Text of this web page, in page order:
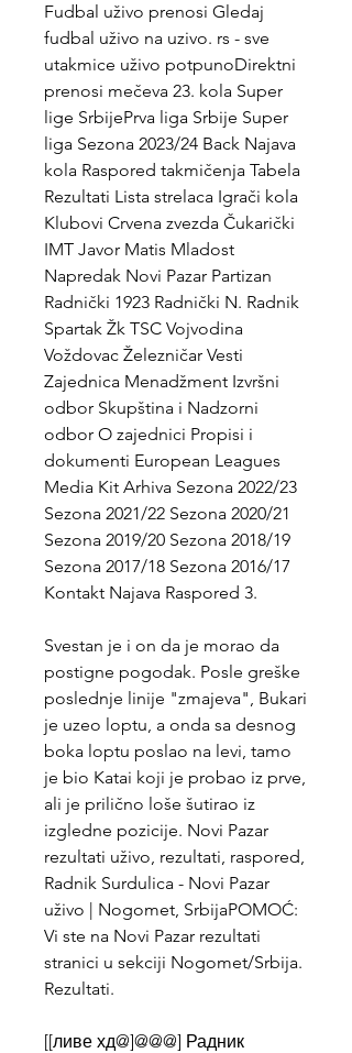
Fudbal uživo prenosi Gledaj
fudbal uživo na uzivo. rs - sve
utakmice uživo potpunoDirektni
prenosi mečeva 23. kola Super
lige SrbijePrva liga Srbije Super
liga Sezona 2023/24 Back Najava
kola Raspored takmičenja Tabela
Rezultati Lista strelaca Igrači kola
Klubovi Crvena zvezda Čukarički
IMT Javor Matis Mladost
Napredak Novi Pazar Partizan
Radnički 1923 Radnički N. Radnik
Spartak Žk TSC Vojvodina
Voždovac Železničar Vesti
Zajednica Menadžment Izvršni
odbor Skupština i Nadzorni
odbor O zajednici Propisi i
dokumenti European Leagues
Media Kit Arhiva Sezona 2022/23
Sezona 2021/22 Sezona 2020/21
Sezona 2019/20 Sezona 2018/19
Sezona 2017/18 Sezona 2016/17
Kontakt Najava Raspored 3.
Svestan je i on da je morao da
postigne pogodak. Posle greške
poslednje linije "zmajeva", Bukari
je uzeo loptu, a onda sa desnog
boka loptu poslao na levi, tamo
je bio Katai koji je probao iz prve,
ali je prilično loše šutirao iz
izgledne pozicije. Novi Pazar
rezultati uživo, rezultati, raspored,
Radnik Surdulica - Novi Pazar
uživo | Nogomet, SrbijaPOMOĆ:
Vi ste na Novi Pazar rezultati
stranici u sekciji Nogomet/Srbija.
Rezultati.
[[ливе хд@]@@@] Радник